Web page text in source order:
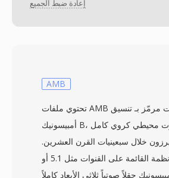
إعادة ضبط الجميع
AMB
تحتوي ملفات AMB على صوت مرمّز بـ تنسيق
أمبيسونيك B، وهي تقنية صوت محيطي كروي كامل
خلال سبعينيات القرن العشرين.
على عكس الأنظمة القائمة على القنوات مثل 5.1 أو
حقلاً صوتياً ثلاثي الأبعاد كاملاً